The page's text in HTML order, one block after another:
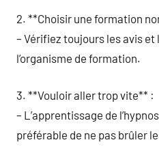
2. **Choisir une formation
– Vérifiez toujours les avis
l’organisme de formation.
3. **Vouloir aller trop vite** :
– L’apprentissage de
préférable de ne pas brûler